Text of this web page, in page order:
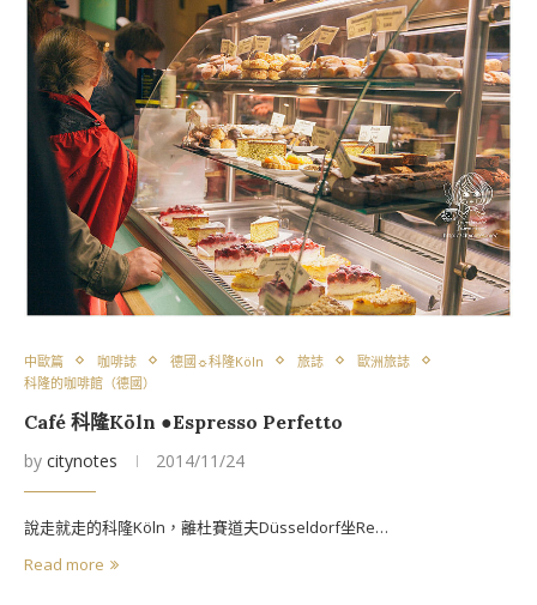
中歐篇 咖啡誌 德國☼科隆Köln 旅誌
歐洲旅誌
科隆的咖啡館（德國）
Café 科隆Köln ●Espresso Perfetto
by citynotes 2014/11/24
說走就走的科隆Köln，離杜賽道夫Düsseldorf坐Re…
Read more